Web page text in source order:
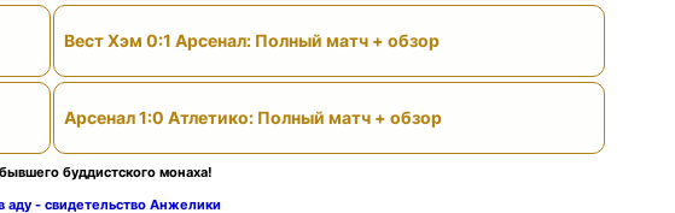
Вест Хэм 0:1 Арсенал: Полный матч + обзор
Арсенал 1:0 Атлетико: Полный матч + обзор
буддистского монаха!
- свидетельство Анжелики